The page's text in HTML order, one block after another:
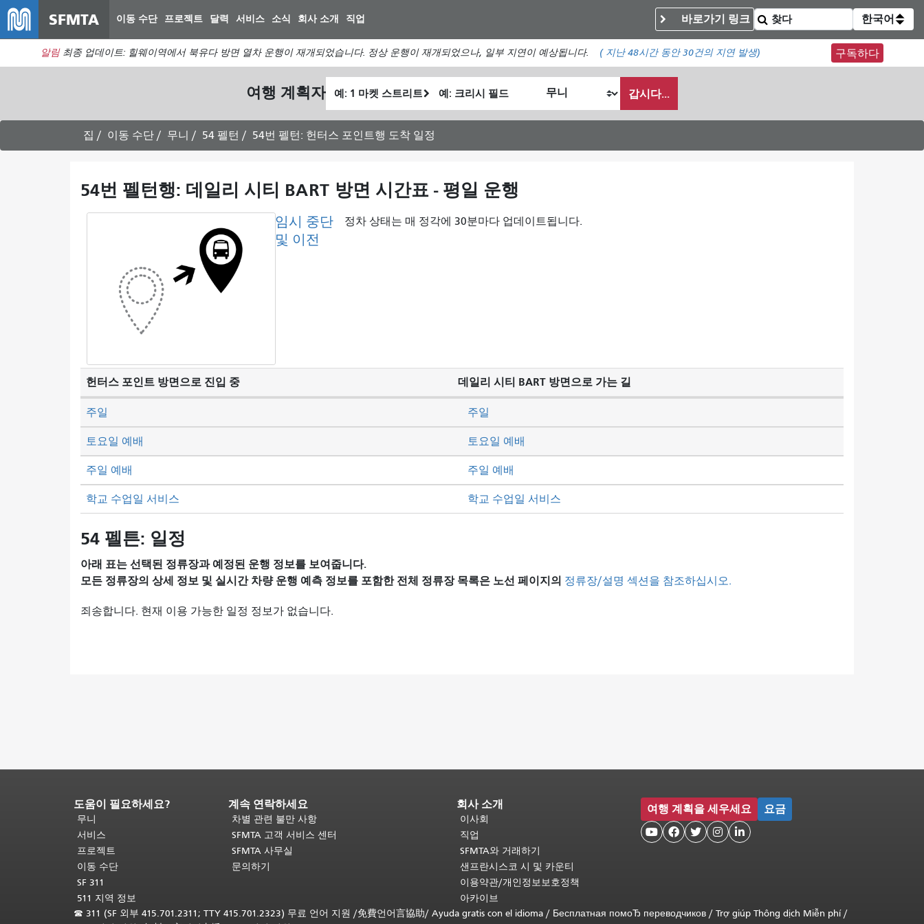
컨
텐
츠
로
건
너
SFMTA 이동 수단 프로젝트 달력 서비스 소식 회사 소개 직업 바로가기 링크 한국어
알림 최종 업데이트: 힐웨이역에서 북유다 방면 열차 운행이 재개되었습니다. 정상 운행이 재개되었으나, 일부 지연이 예상됩니다. ( 지난 48시간 동안30건의 지연 발생) 구독하다
여행 계획자
위
치
위
치
내
가
행
고
싶
은
갑시다...
집 이동 수단 무니 54 펠턴 54번 펠턴: 헌터스 포인트행 도착 일정
54번 펠턴행: 데일리 시티 BART 방면 시간표 - 평일 운행
임시 중단
및 이전
정차 상태는 매 정각에 30분마다 업데이트됩니다.
헌터스 포인트 방면으로 진입 중 데일리 시티 BART 방면으로 가는 길
토요일 예배 토요일 예배
주일 예배 주일 예배
주일 주일
학교 수업일 서비스 학교 수업일 서비스
54 펠튼: 일정
아래 표는 선택된 정류장과 예정된 운행 정보를 보여줍니다.
모든 정류장의 상세 정보 및 실시간 차량 운행 예측 정보를 포함한 전체 정류장 목록은 노선 페이지의 정류장/설명 섹션을 참조하십시오.
죄송합니다. 현재 이용 가능한 일정 정보가 없습니다.
페
이
지
내
용
끝
다. 이
도움이 필요하세요?
무니
서비스
프로젝트
이동 수단
SF 311
511 지역 정보
계속 연락하세요
차별 관련 불만 사항
SFMTA 고객 서비스 센터
SFMTA 사무실
문의하기
회사 소개
이사회
직업
SFMTA와 거래하기
샌프란시스코 시 및 카운티
이용약관/개인정보보호정책
아카이브
여행 계획을 세우세요 요금
    
☎ 311 (SF 외부 415.701.2311; TTY 415.701.2323) 무료 언어 지원 /免費언어言協助/ Ayuda gratis con el idioma / Бесплатная помоЂ переводчиков / Trợ giúp Thông dịch Miễn phí/